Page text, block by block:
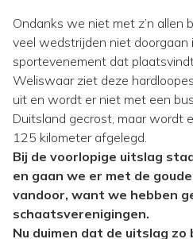
Ondanks we niet met z’n allen
veel wedstrijden niet doorgaan
sportevenement dat
Weliswaar ziet deze
uit en wordt er niet met een
Duitsland gecrost, maar wordt
125 kilometer afgelegd.
Bij de voorlopige uitslag
en gaan we er met de
vandoor, want we hebben
schaatsverenigingen.
Nu duimen dat de uitslag zo